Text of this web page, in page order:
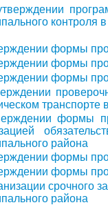
контроля
формы
формы
формы
транспорте
формы
района
формы
формы
срочного
района